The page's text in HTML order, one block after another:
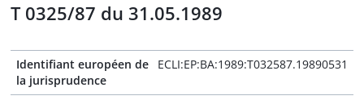
T 0325/87 du 31.05.1989
Identifiant européen de
la jurisprudence
ECLI:EP:BA:1989:T032587.19890531